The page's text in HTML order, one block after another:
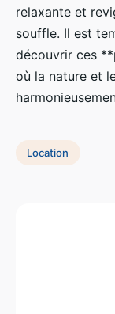
relaxante et
souffle. Il est
découvrir ces
où la nature et
Location